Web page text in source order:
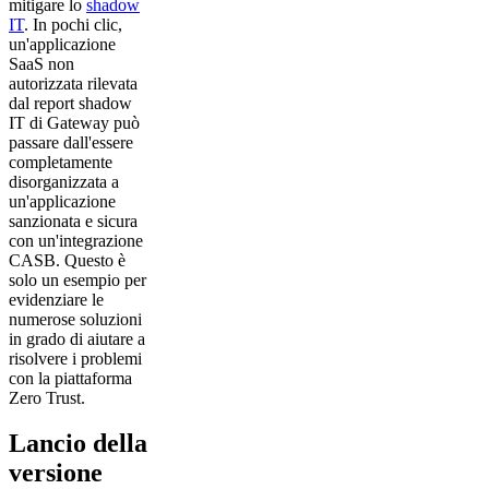
mitigare lo shadow
IT. In pochi clic,
un'applicazione
SaaS non
autorizzata rilevata
dal report shadow
IT di Gateway può
passare dall'essere
completamente
disorganizzata a
un'applicazione
sanzionata e sicura
con un'integrazione
CASB. Questo è
solo un esempio per
evidenziare le
numerose soluzioni
in grado di aiutare a
risolvere i problemi
con la piattaforma
Zero Trust.
Lancio della
versione